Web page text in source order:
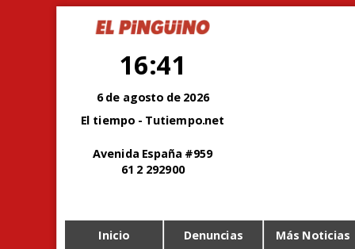
16:41
6 de agosto de 2026
El tiempo - Tutiempo.net
Avenida España #959
61 2 292900
Inicio Denuncias Más Noticias